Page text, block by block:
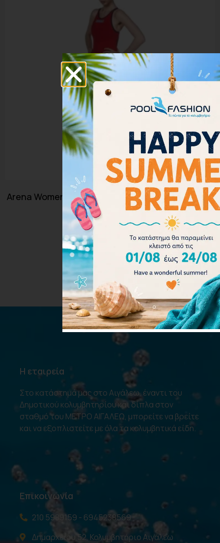
Arena Women’s Powerskin Carbon Air2 Open Back
001128-045
380.00€
Η εταιρεία
Στο κατάστημά μας στο Αιγάλεω, έναντι του
Δημοτικού κολυμβητηρίου και δίπλα στον
σταθμό του ΜΕΤΡΟ ΑΙΓΑΛΕΩ, μπορείτε να βρείτε
και να εξοπλιστείτε με όλα τα κολυμβητικά είδη.
Επικοινωνία
210 5989159 - 6945238569
Δημαρχείου 52, Κολυμβητήριο Αιγάλεω